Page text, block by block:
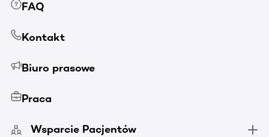
FAQ
Kontakt
Biuro prasowe
Praca
Wsparcie Pacjentów